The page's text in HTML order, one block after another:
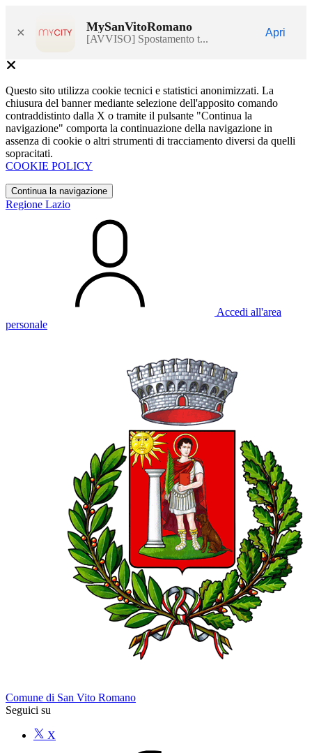
× MySanVitoRomano
[AVVISO] Spostamento t...
Apri
Questo sito utilizza cookie tecnici e statistici anonimizzati. La
chiusura del banner mediante selezione dell'apposito comando
contraddistinto dalla X o tramite il pulsante "Continua la
navigazione" comporta la continuazione della navigazione in
assenza di cookie o altri strumenti di tracciamento diversi da quelli
sopracitati.
COOKIE POLICY
Continua la navigazione
Regione Lazio
Accedi all'area
personale
Comune di San Vito Romano
Seguici su
X